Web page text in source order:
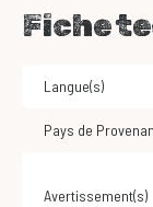
Fiche
Langue(s)
Pays de
Avertissement(s)